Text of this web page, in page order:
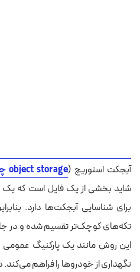
آبجکت استوریج (object storage چیست
برای شناسایی آبجکت‌ها دارد.
تکه‌های کوچک‌تر تقسیم شده و در
این روش مانند یک پارکنیگ
نگهداری از خودروها را فراهم